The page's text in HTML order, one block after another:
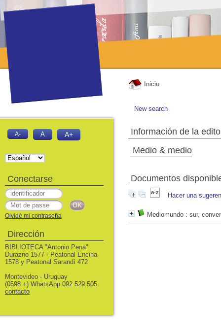
Inicio
New search
Información de la
Medio & medio
Documentos
Hacer una
Mediomundo : sur,
A- A A+
Conectarse
Olvidé mi contraseña
Dirección
BIBLIOTECA "Antonio Pena"
Durazno 1577 - Peatonal Encina
1578 y Peatonal Sarandí 472
Montevideo - Uruguay
(0598 +) WhatsApp 092 529 505
contacto